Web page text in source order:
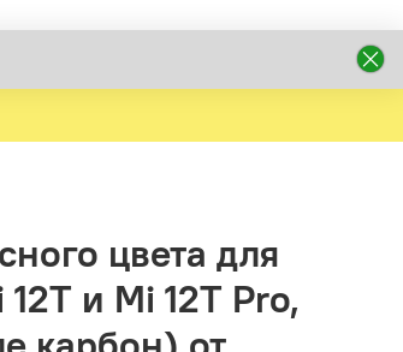
цвета для
и Mi 12T Pro,